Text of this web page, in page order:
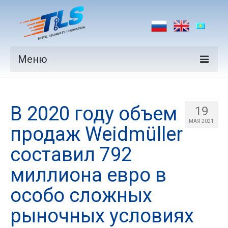
Меню
Производители
Рынки
Новости
Контакты
19
МАЯ 2021
В 2020 году объем
продаж Weidmüller
составил 792
миллиона евро в
особо сложных
рыночных условиях